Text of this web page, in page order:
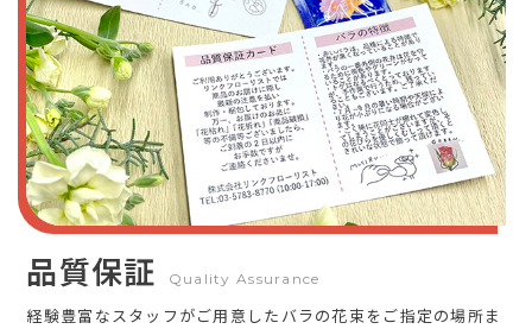
品質保証 Quality Assurance
経験豊富なスタッフがご用意したバラの花束をご指定の場所ま